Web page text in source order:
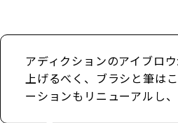
アディクションのアイブロ
上げるべく、ブラシと筆は
ーションもリニューアルし